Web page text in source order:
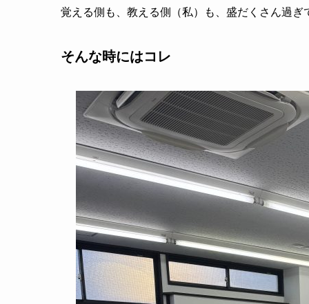
覚える側も、教える側（私）も、盛だくさん過ぎ
そんな時にはコレ